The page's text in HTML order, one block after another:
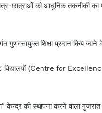
छात्राओं को आधुनिक तकनीकी का
गुणवत्तायुक्त शिक्षा प्रदान किये जाने
(Centre for
केन्द्र की स्थापना करने वाला